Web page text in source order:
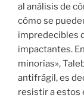
al análisis de
cómo se
impredecibles
impactantes.
minorías»,
antifrágil, es
resistir a estos